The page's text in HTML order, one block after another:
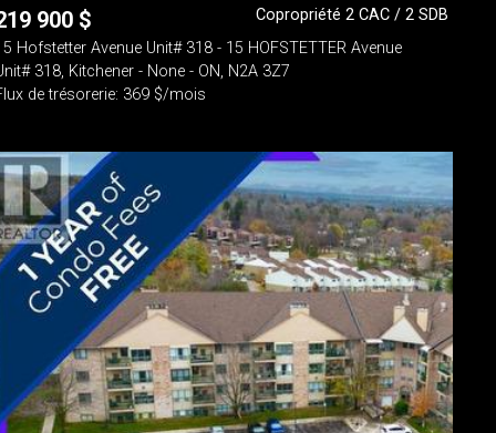
900 $
Copropriété 2 CAC / 2 SDB
Hofstetter Avenue Unit# 318 - 15 HOFSTETTER Avenue
318, Kitchener - None - ON, N2A 3Z7
de trésorerie: 369 $/mois